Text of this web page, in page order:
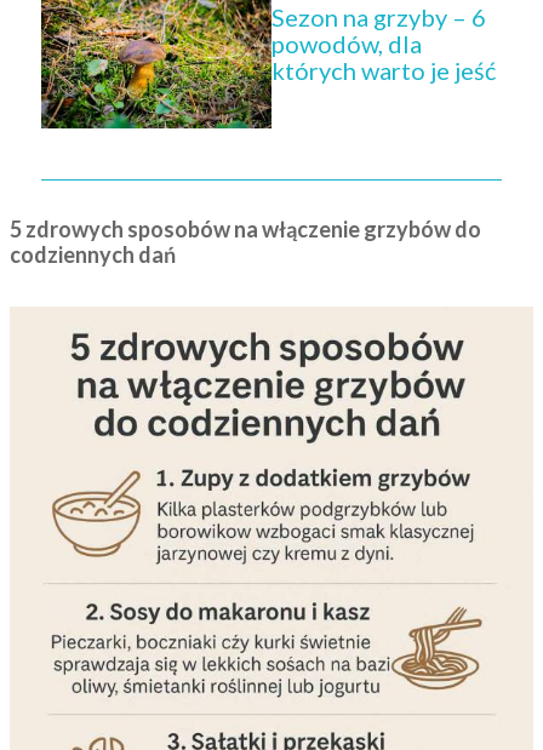
Sezon na grzyby – 6
powodów, dla
których warto je jeść
5 zdrowych sposobów na włączenie grzybów do
codziennych dań